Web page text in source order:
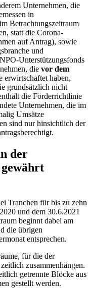
Unternehmen, die
in
Betrachtungszeitraum
statt die Corona-
auf Antrag), sowie
und
Unterstützungsfonds
dievor dem
erwirtschaftet haben,
grundsätzlich nicht
die Förderrichtlinie
Unternehmen, die im
Umsätze
sind nur hinsichtlich der
der
gewährt
Tranchen für bis zu zehn
und dem 30.6.2021
beginnt dabei am
die übrigen
entsprechen.
für die der
zusammenhängen.
getrennte Blöcke aus
gestellt werden.